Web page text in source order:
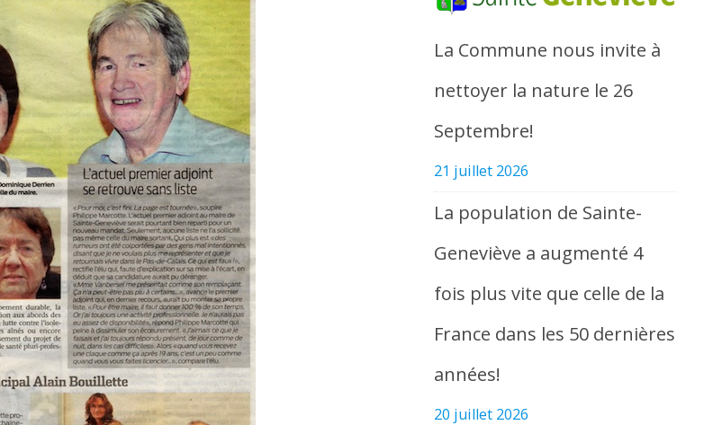
La Commune nous invite à
nettoyer la nature le 26
Septembre!
21 juillet 2026
La population de Sainte-
Geneviève a augmenté 4
fois plus vite que celle de la
France dans les 50 dernières
années!
20 juillet 2026